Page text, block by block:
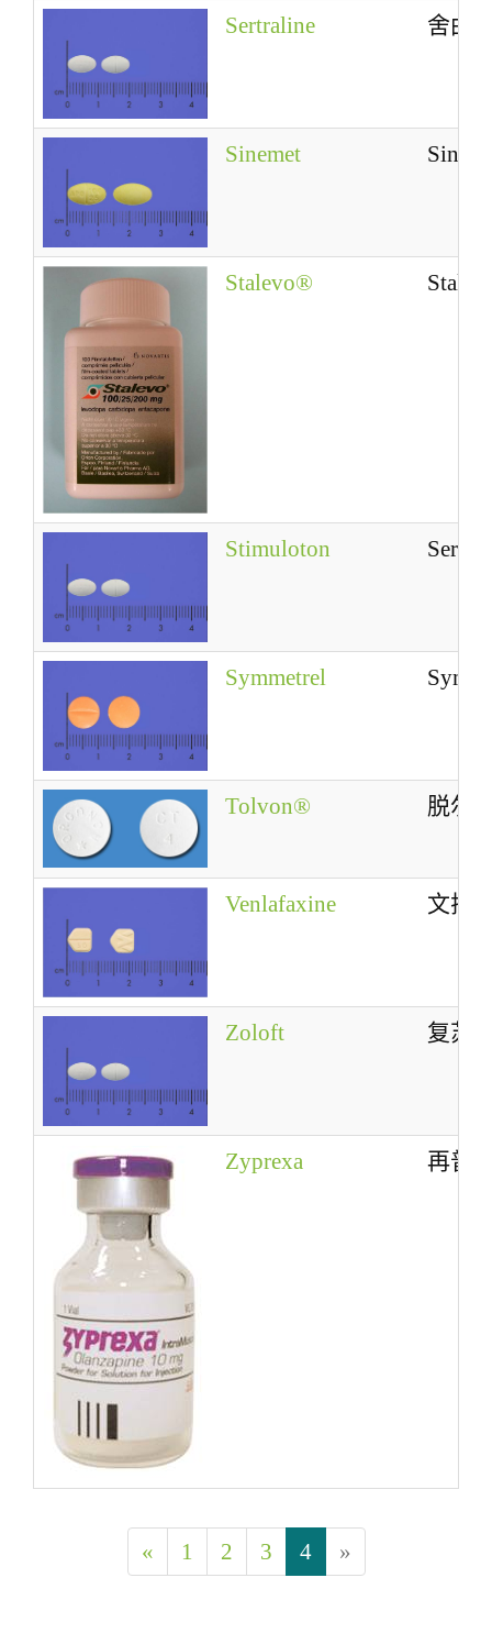
Sertraline 舍曲
Sinemet
Stalevo®
Stimuloton
Symmetrel
Tolvon® 脱尔
Venlafaxine 文拉
Zoloft 复苏
Zyprexa 再普
« 1 2 3 4 »